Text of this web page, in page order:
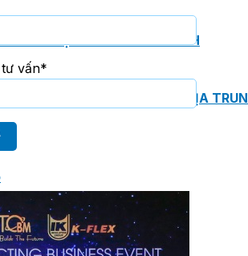
NHÂN TẠO CENTRO THATCH
COPPO (KIỂU DÁNG NGÓI ĐỊA
BƠM TĂNG ÁP EPSSO
vấn*